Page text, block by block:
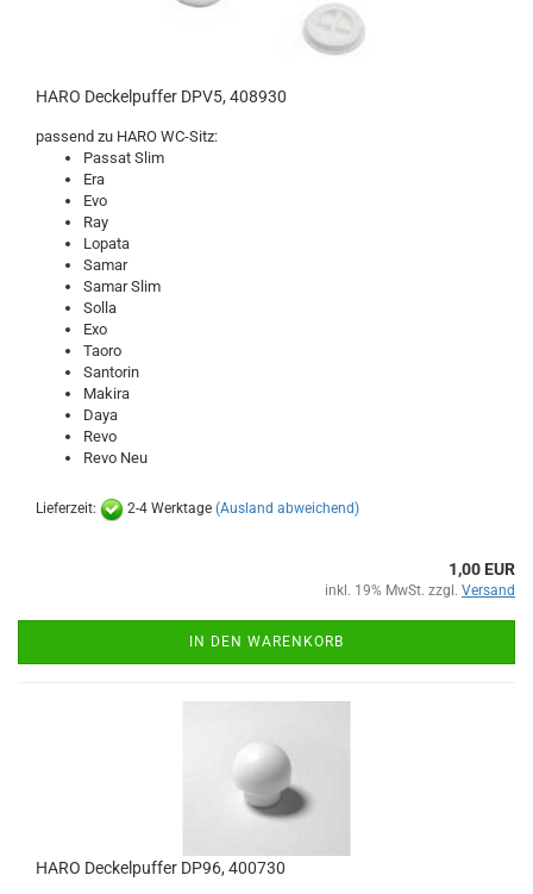
HARO Deckelpuffer DPV5, 408930
passend zu HARO WC-Sitz:
Passat Slim
Era
Evo
Ray
Lopata
Samar
Samar Slim
Solla
Exo
Taoro
Santorin
Makira
Daya
Revo
Revo Neu
Lieferzeit: 2-4 Werktage (Ausland abweichend)
1,00 EUR
inkl. 19% MwSt. zzgl. Versand
IN DEN WARENKORB
HARO Deckelpuffer DP96, 400730